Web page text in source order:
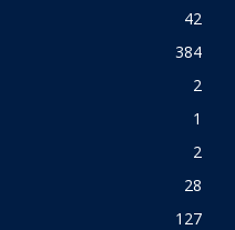
42
384
2
1
2
28
127